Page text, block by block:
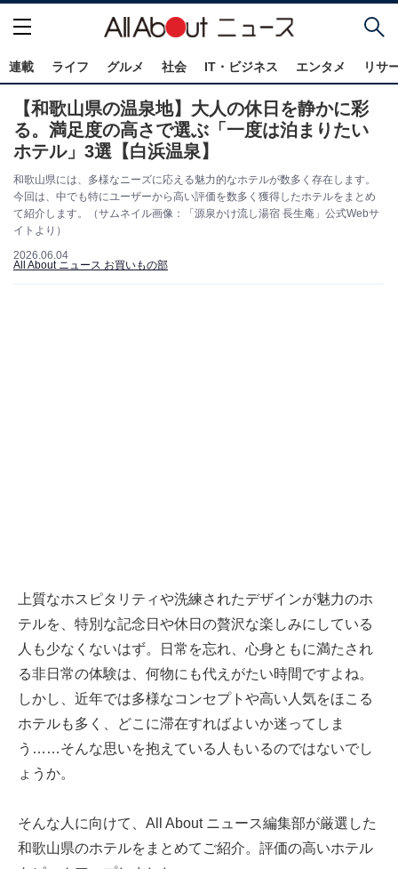
連載 ライフ グルメ 社会 IT・ビジネス エンタメ リサ
【和歌山県の温泉地】大人の休日を静かに彩
る。満足度の高さで選ぶ「一度は泊まりたい
ホテル」3選【白浜温泉】
和歌山県には、多様なニーズに応える魅力的なホテルが数多く存在します。
今回は、中でも特にユーザーから高い評価を数多く獲得したホテルをまとめ
て紹介します。（サムネイル画像：「源泉かけ流し湯宿 長生庵」公式Webサ
イトより）
2026.06.04
All About ニュース お買いもの部
上質なホスピタリティや洗練されたデザインが魅力のホ
テルを、特別な記念日や休日の贅沢な楽しみにしている
人も少なくないはず。日常を忘れ、心身ともに満たされ
る非日常の体験は、何物にも代えがたい時間ですよね。
しかし、近年では多様なコンセプトや高い人気をほこる
ホテルも多く、どこに滞在すればよいか迷ってしま
う……そんな思いを抱えている人もいるのではないでし
ょうか。
そんな人に向けて、All About ニュース編集部が厳選した
和歌山県のホテルをまとめてご紹介。評価の高いホテル